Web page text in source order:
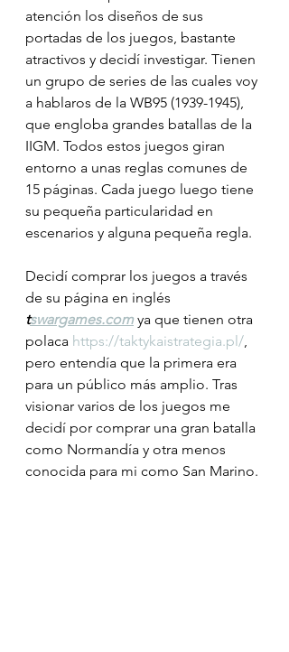
atención los diseños de sus
portadas de los juegos, bastante
atractivos y decidí investigar. Tienen
un grupo de series de las cuales voy
a hablaros de la WB95 (1939-1945),
que engloba grandes batallas de la
IIGM. Todos estos juegos giran
entorno a unas reglas comunes de
15 páginas. Cada juego luego tiene
su pequeña particularidad en
escenarios y alguna pequeña regla.
Decidí comprar los juegos a través
de su página en inglés
tswargames.com ya que tienen otra
polaca https://taktykaistrategia.pl/,
pero entendía que la primera era
para un público más amplio. Tras
visionar varios de los juegos me
decidí por comprar una gran batalla
como Normandía y otra menos
conocida para mi como San Marino.